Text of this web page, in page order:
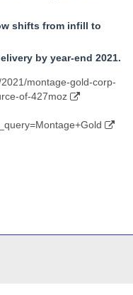
2021/montage-
tax-npv-of-652m-
Produzent werden
shifts from infill to
by year-end 2021.
montage-gold-corp-
of-427moz